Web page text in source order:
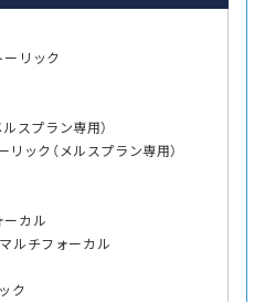
リック
スプラン専用）
ック（メルスプラン専用）
カル
ルチフォーカル
ク